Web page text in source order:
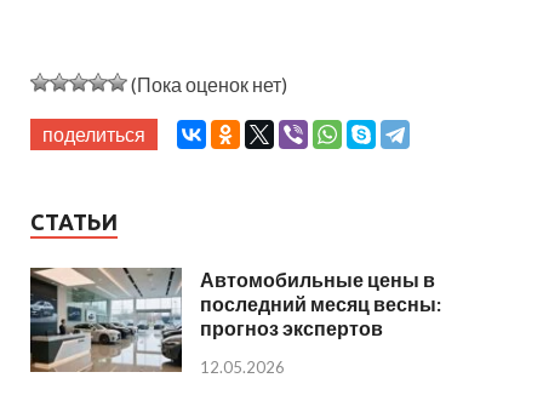
(Пока оценок нет)
поделиться
СТАТЬИ
Автомобильные цены в
последний месяц весны:
прогноз экспертов
12.05.2026